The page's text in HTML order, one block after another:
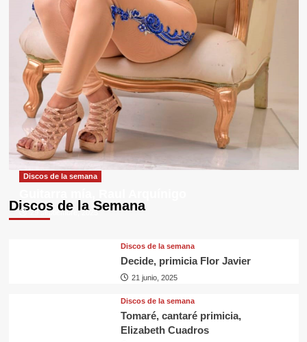
Discos de la Semana
Discos de la semana
29 septiembre, 2025
Discos de la semana
Decide, primicia Flor Javier
21 junio, 2025
Discos de la semana
Tomaré, cantaré primicia,
Elizabeth Cuadros